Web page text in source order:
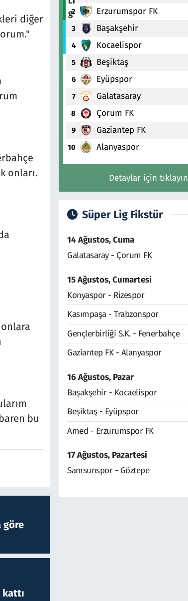
diğer
onları.
bu
göre
2 Erzurumspor FK
3 Başakşehir
4 Kocaelispor
5 Beşiktaş
6 Eyüpspor
7 Galatasaray
8 Çorum FK
9 Gaziantep FK
10 Alanyaspor
Detaylar için tıklayın
Süper Lig Fikstür
14 Ağustos, Cuma
Galatasaray - Çorum FK
15 Ağustos, Cumartesi
Konyaspor - Rizespor
Kasımpaşa - Trabzonspor
Gençlerbirliği S.K. - Fenerbahçe
Gaziantep FK - Alanyaspor
16 Ağustos, Pazar
Başakşehir - Kocaelispor
Beşiktaş - Eyüpspor
Amed - Erzurumspor FK
17 Ağustos, Pazartesi
Samsunspor - Göztepe